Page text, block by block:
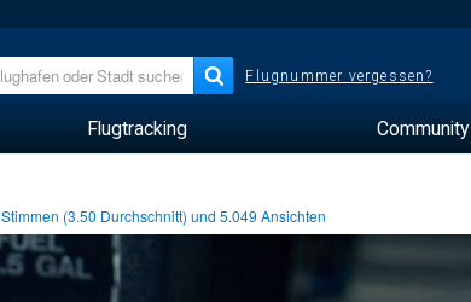
Flugnummer vergessen?
Flugtracking Community
Stimmen (3.50 Durchschnitt) und5.049 Ansichten